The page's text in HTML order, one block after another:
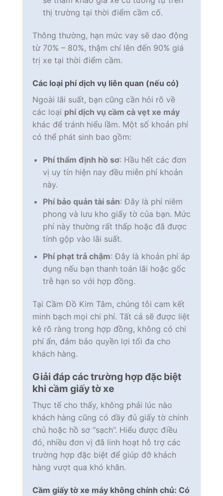
thị trường tại thời điểm cầm cố.
Thông thường, hạn mức vay sẽ dao động
từ 70% – 80%, thậm chí lên đến 90% giá
trị xe tại thời điểm cầm.
Các loại phí dịch vụ liên quan (nếu có)
Ngoài lãi suất, bạn cũng cần hỏi rõ về
các loại phí dịch vụ cầm cà vẹt xe máy
khác để tránh hiểu lầm. Một số khoản phí
có thể phát sinh bao gồm:
Phí thẩm định hồ sơ: Hầu hết các đơn
vị uy tín hiện nay đều miễn phí khoản
này.
Phí bảo quản tài sản: Đây là phí niêm
phong và lưu kho giấy tờ của bạn. Mức
phí này thường rất thấp hoặc đã được
tính gộp vào lãi suất.
Phí phạt trả chậm: Đây là khoản phí áp
dụng nếu bạn thanh toán lãi hoặc gốc
trễ hạn so với hợp đồng.
Tại Cầm Đồ Kim Tâm, chúng tôi cam kết
minh bạch mọi chi phí. Tất cả sẽ được liệt
kê rõ ràng trong hợp đồng, không có chi
phí ẩn, đảm bảo quyền lợi tối đa cho
khách hàng.
Giải đáp các trường hợp đặc biệt
khi cầm giấy tờ xe
Thực tế cho thấy, không phải lúc nào
khách hàng cũng có đầy đủ giấy tờ chính
chủ hoặc hồ sơ “sạch”. Hiểu được điều
đó, nhiều đơn vị đã linh hoạt hỗ trợ các
trường hợp đặc biệt để giúp đỡ khách
hàng vượt qua khó khăn.
Cầm giấy tờ xe máy không chính chủ: Có